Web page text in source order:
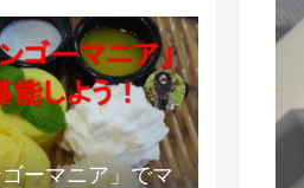
ーマニア」でマ